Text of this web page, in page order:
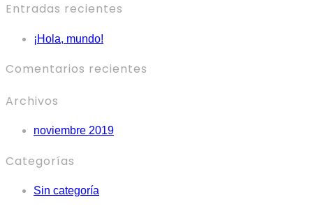
Entradas recientes
¡Hola, mundo!
Comentarios recientes
Archivos
noviembre 2019
Categorías
Sin categoría